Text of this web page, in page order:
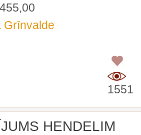
455,00
Grīnvalde
1551
HENDELIM